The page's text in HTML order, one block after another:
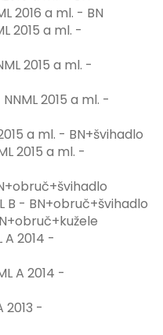
2016 a ml. - BN
2015 a ml. -
2015 a ml. -
2015 a ml. -
a ml. - BN+švihadlo
2015 a ml. -
B - BN+obruč+švihadlo
2014 -
A 2014 -
2013 -